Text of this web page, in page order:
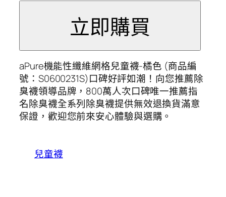
aPure機能性纖維網格兒童襪-橘色 (商品編
號：S0600231S)口碑好評如潮！向您推薦除
臭襪領導品牌，800萬人次口碑唯一推薦指
名除臭襪全系列除臭襪提供無效退換貨滿意
保證，歡迎您前來安心體驗與選購。
兒童襪